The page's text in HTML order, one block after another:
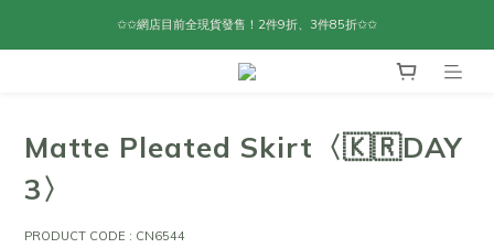
✩✩網店目前全現貨發售！2件9折、3件85折✩✩
Matte Pleated Skirt〈🇰🇷DAY
3〉
PRODUCT CODE : CN6544